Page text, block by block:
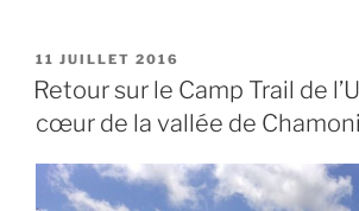
KV »
c
e
b
o
o
st
o
d
o
n
ai
l
g
er
PUBLIÉ
LE
11 JUILLET 2016
Retour sur le Camp Trail de
cœur de la vallée de